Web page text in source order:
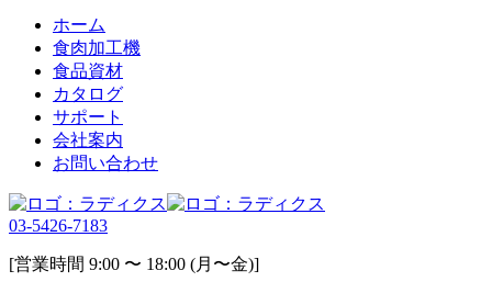
ホーム
食肉加工機
食品資材
カタログ
サポート
会社案内
お問い合わせ
03-5426-7183
[営業時間 9:00 〜 18:00 (月〜金)]